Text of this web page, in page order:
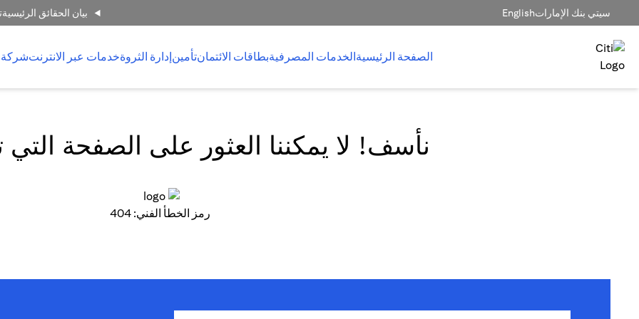
سيتي بنك الإماراتEnglish بيان الحقائق الرئيسية
الصفحة الرئيسيةالخدمات المصرفيةبطاقات الائتمانتأمينإدارة الثروةخدمات عبر الانترنتشركة
نأسف! لا يمكننا العثور على الصفحة
رمز الخطأ الفني: 404